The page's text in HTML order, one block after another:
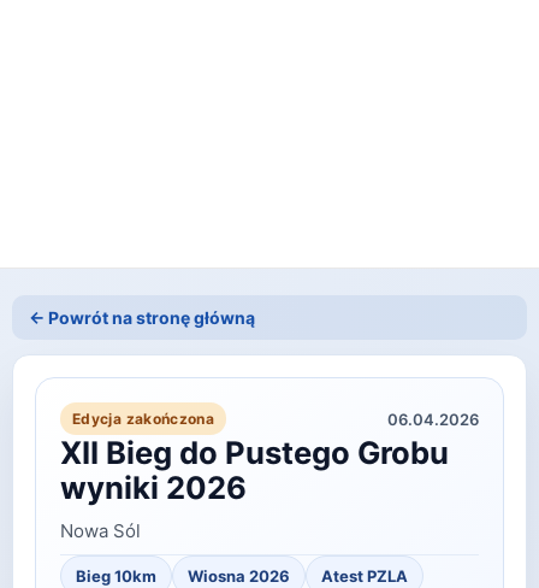
← Powrót na stronę główną
Edycja zakończona 06.04.2026
XII Bieg do Pustego Grobu
wyniki 2026
Nowa Sól
Bieg 10km Wiosna 2026 Atest PZLA